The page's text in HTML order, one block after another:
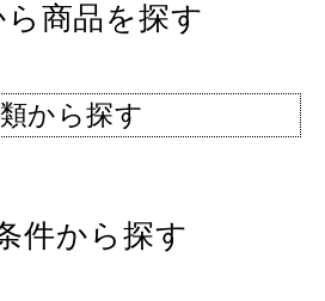
商品を探す
から探す
件から探す